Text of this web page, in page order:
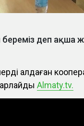
деп ақша
алдаған
Almaty.tv.